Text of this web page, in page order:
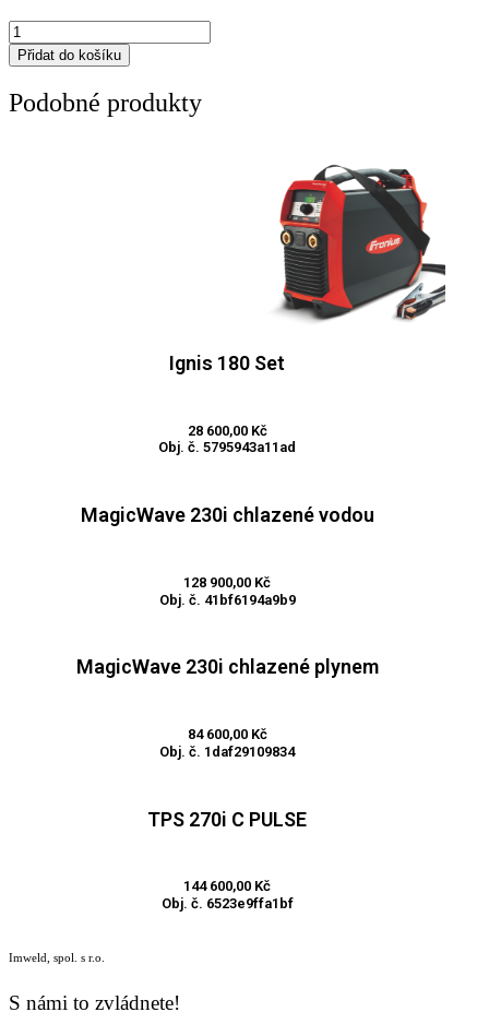
TransTig
170
Set
Přidat do košíku
Podobné produkty
Ignis 180 Set
28 600,00 Kč
Obj. č. 5795943a11ad
MagicWave 230i chlazené vodou
128 900,00 Kč
Obj. č. 41bf6194a9b9
MagicWave 230i chlazené plynem
84 600,00 Kč
Obj. č. 1daf29109834
TPS 270i C PULSE
144 600,00 Kč
Obj. č. 6523e9ffa1bf
Imweld, spol. s r.o.
S námi to zvládnete!